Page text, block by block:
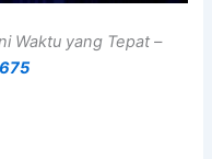
Waktu yang Tepat –